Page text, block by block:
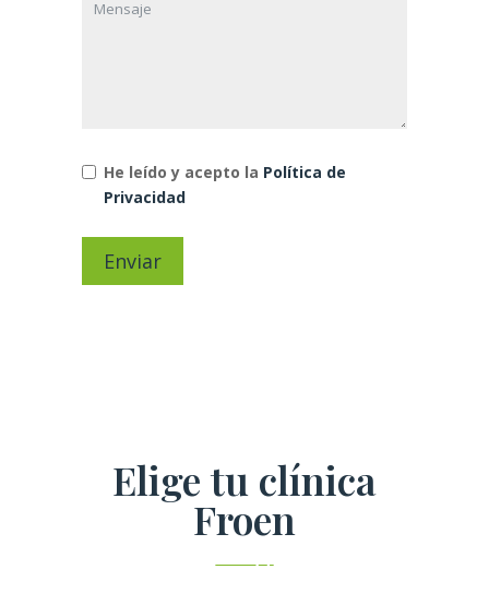
He leído y acepto la Política de
Privacidad
Enviar
Elige tu clínica
Froen